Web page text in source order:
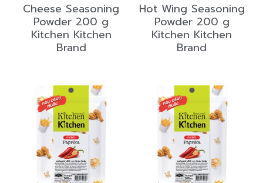
Cheese Seasoning
Powder 200 g
Kitchen Kitchen
Brand
Hot Wing Seasoning
Powder 200 g
Kitchen Kitchen
Brand